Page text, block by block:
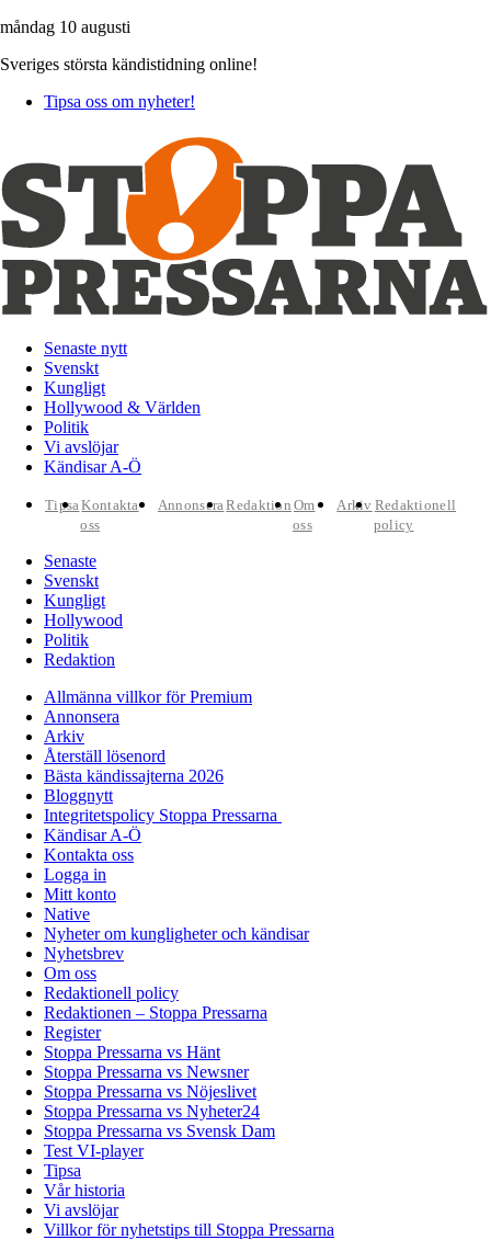
måndag 10 augusti
Sveriges största kändistidning online!
Tipsa oss om nyheter!
Senaste nytt
Svenskt
Kungligt
Hollywood & Världen
Politik
Vi avslöjar
Kändisar A-Ö
TipsaKontakta
oss
AnnonseraRedaktion Om
oss
Arkiv Redaktionell
policy
Senaste
Svenskt
Kungligt
Hollywood
Politik
Redaktion
Allmänna villkor för Premium
Annonsera
Arkiv
Återställ lösenord
Bästa kändissajterna 2026
Bloggnytt
Integritetspolicy Stoppa Pressarna
Kändisar A-Ö
Kontakta oss
Logga in
Mitt konto
Native
Nyheter om kungligheter och kändisar
Nyhetsbrev
Om oss
Redaktionell policy
Redaktionen – Stoppa Pressarna
Register
Stoppa Pressarna vs Hänt
Stoppa Pressarna vs Newsner
Stoppa Pressarna vs Nöjeslivet
Stoppa Pressarna vs Nyheter24
Stoppa Pressarna vs Svensk Dam
Test VI-player
Tipsa
Vår historia
Vi avslöjar
Villkor för nyhetstips till Stoppa Pressarna